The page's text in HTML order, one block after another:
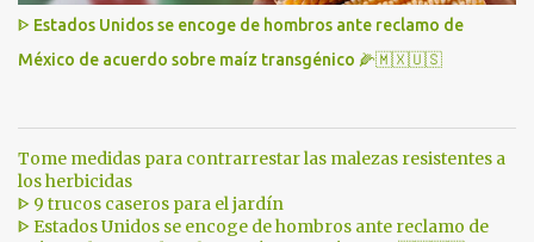
ᐈ Estados Unidos se encoge de hombros ante reclamo de
México de acuerdo sobre maíz transgénico 🌽🇲🇽🇺🇸
Tome medidas para contrarrestar las malezas resistentes a
los herbicidas
ᐈ 9 trucos caseros para el jardín
ᐈ Estados Unidos se encoge de hombros ante reclamo de